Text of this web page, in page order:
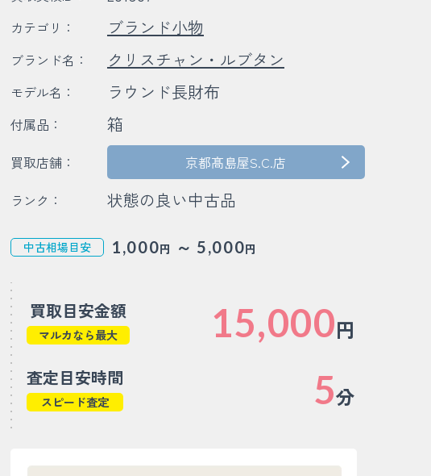
カテゴリ： ブランド小物
ブランド名： クリスチャン・ルブタン
モデル名： ラウンド長財布
付属品： 箱
買取店舗：
京都髙島屋S.C.店
ランク：
状態の良い中古品
中古相場目安 1,000円 ～ 5,000円
買取目安金額
マルカなら最大 15,000円
査定目安時間
スピード査定 5分